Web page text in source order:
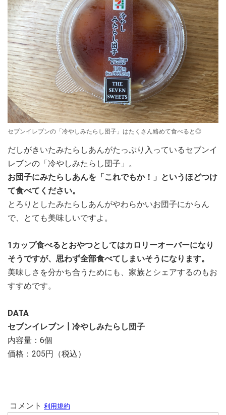
セブンイレブンの「冷やしみたらし団子」はたくさん絡めて食べると◎
だしがきいたみたらしあんがたっぷり入っているセブンイ
レブンの「冷やしみたらし団子」。
お団子にみたらしあんを「これでもか！」というほどつけ
て食べてください。
とろりとしたみたらしあんがやわらかいお団子にからん
で、とても美味しいですよ。
1カップ食べるとおやつとしてはカロリーオーバーになり
そうですが、思わず全部食べてしまいそうになります。
美味しさを分かち合うためにも、家族とシェアするのもお
すすめです。
DATA
セブンイレブン┃冷やしみたらし団子
内容量：6個
価格：205円（税込）